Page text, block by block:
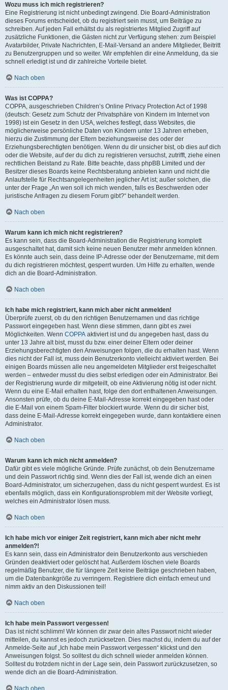
Wozu muss ich mich registrieren?
Eine Registrierung ist nicht unbedingt zwingend. Die Board-Administration
dieses Forums entscheidet, ob du registriert sein musst, um Beiträge zu
schreiben. Auf jeden Fall erhältst du als registriertes Mitglied Zugriff auf
zusätzliche Funktionen, die Gästen nicht zur Verfügung stehen: zum Beispiel
Avatarbilder, Private Nachrichten, E-Mail-Versand an andere Mitglieder, Beitritt
zu Benutzergruppen und so weiter. Wir empfehlen dir eine Anmeldung, da sie
schnell erledigt ist und dir zahlreiche Vorteile bietet.
Nach oben
Was ist COPPA?
COPPA, ausgeschrieben Children’s Online Privacy Protection Act of 1998
(deutsch: Gesetz zum Schutz der Privatsphäre von Kindern im Internet von
1998) ist ein Gesetz in den USA, welches festlegt, dass Websites, die
möglicherweise persönliche Daten von Kindern unter 13 Jahren erheben,
hierzu die Zustimmung der Eltern beziehungsweise des oder der
Erziehungsberechtigten benötigen. Wenn du dir unsicher bist, ob dies auf dich
oder die Website, auf der du dich zu registrieren versuchst, zutrifft, ziehe einen
rechtlichen Beistand zu Rate. Bitte beachte, dass phpBB Limited und der
Besitzer dieses Boards keine Rechtsberatung anbieten kann und nicht die
Anlaufstelle für Rechtsangelegenheiten jeglicher Art ist; außer solchen, die
unter der Frage „An wen soll ich mich wenden, falls es Beschwerden oder
juristische Anfragen zu diesem Forum gibt?“ behandelt werden.
Nach oben
Warum kann ich mich nicht registrieren?
Es kann sein, dass die Board-Administration die Registrierung komplett
ausgeschaltet hat, damit sich keine neuen Benutzer mehr anmelden können.
Es könnte auch sein, dass deine IP-Adresse oder der Benutzername, mit dem
du dich registrieren möchtest, gesperrt wurden. Um Hilfe zu erhalten, wende
dich an die Board-Administration.
Nach oben
Ich habe mich registriert, kann mich aber nicht anmelden!
Überprüfe zuerst, ob du den richtigen Benutzernamen und das richtige
Passwort eingegeben hast. Wenn diese stimmen, dann gibt es zwei
Möglichkeiten. Wenn COPPA aktiviert ist und du angegeben hast, dass du
unter 13 Jahre alt bist, musst du bzw. einer deiner Eltern oder deiner
Erziehungsberechtigten den Anweisungen folgen, die du erhalten hast. Wenn
dies nicht der Fall ist, muss dein Benutzerkonto vielleicht aktiviert werden. Bei
einigen Boards müssen alle neu angemeldeten Mitglieder erst freigeschaltet
werden – entweder musst du dies selbst erledigen oder ein Administrator. Bei
der Registrierung wurde dir mitgeteilt, ob eine Aktivierung nötig ist oder nicht.
Wenn du eine E-Mail erhalten hast, folge den dort enthaltenen Anweisungen.
Ansonsten prüfe, ob du deine E-Mail-Adresse korrekt eingegeben hast oder
die E-Mail von einem Spam-Filter blockiert wurde. Wenn du dir sicher bist,
dass deine E-Mail-Adresse korrekt eingegeben wurde, dann kontaktiere einen
Administrator.
Nach oben
Warum kann ich mich nicht anmelden?
Dafür gibt es viele mögliche Gründe. Prüfe zunächst, ob dein Benutzername
und dein Passwort richtig sind. Wenn dies der Fall ist, wende dich an einen
Board-Administrator, um sicherzugehen, dass du nicht gesperrt wurdest. Es ist
ebenfalls möglich, dass ein Konfigurationsproblem mit der Website vorliegt,
welches ein Administrator lösen muss.
Nach oben
Ich habe mich vor einiger Zeit registriert, kann mich aber nicht mehr
anmelden?!
Es kann sein, dass ein Administrator dein Benutzerkonto aus verschieden
Gründen deaktiviert oder gelöscht hat. Außerdem löschen viele Boards
regelmäßig Benutzer, die für längere Zeit keine Beiträge geschrieben haben,
um die Datenbankgröße zu verringern. Registriere dich einfach erneut und
nimm aktiv an den Diskussionen teil!
Nach oben
Ich habe mein Passwort vergessen!
Das ist nicht schlimm! Wir können dir zwar dein altes Passwort nicht wieder
mitteilen, du kannst es jedoch zurücksetzen. Dies machst du, indem du auf der
Anmelde-Seite auf „Ich habe mein Passwort vergessen“ klickst und den
Anweisungen folgst. So solltest du dich schnell wieder anmelden können.
Solltest du trotzdem nicht in der Lage sein, dein Passwort zurückzusetzen, so
wende dich an die Board-Administration.
Nach oben